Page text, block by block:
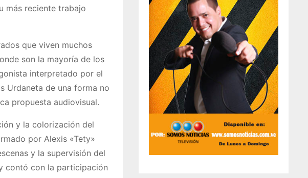
más reciente trabajo
que viven muchos
son la mayoría de los
interpretado por el
Urdaneta de una forma no
propuesta audiovisual.
y la colorización del
por Alexis «Tety»
y la supervisión del
contó con la participación